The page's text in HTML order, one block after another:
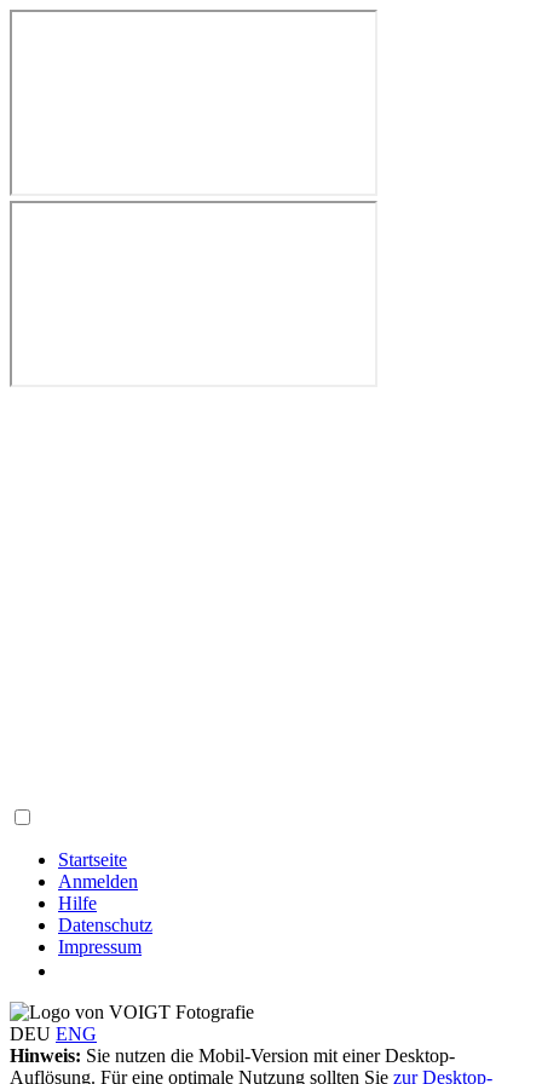
Startseite
Anmelden
Hilfe
Datenschutz
Impressum
DEU ENG
Hinweis: Sie nutzen die Mobil-Version mit einer Desktop-
Auflösung. Für eine optimale Nutzung sollten Sie zur Desktop-